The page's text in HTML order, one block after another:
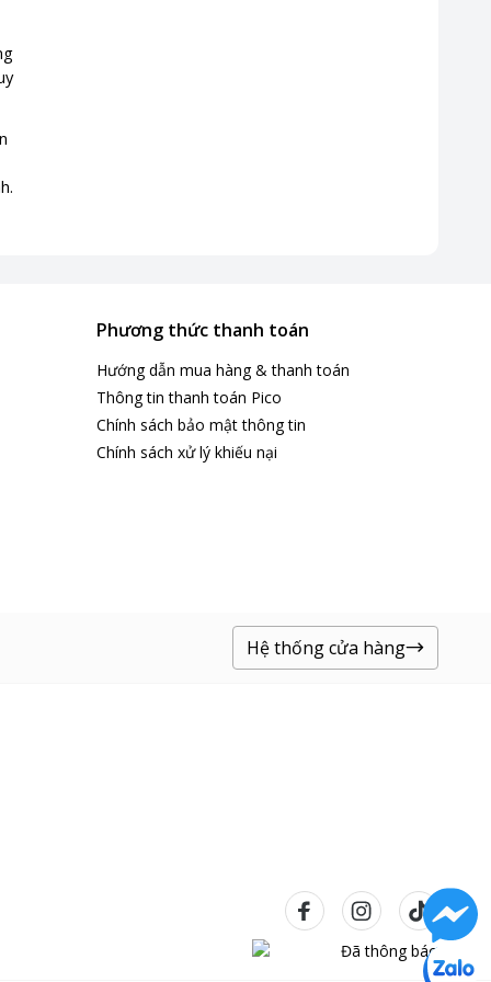
Phương thức thanh toán
Hướng dẫn mua hàng & thanh toán
Thông tin thanh toán Pico
Chính sách bảo mật thông tin
Chính sách xử lý khiếu nại
Hệ thống cửa hàng